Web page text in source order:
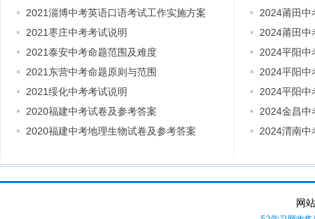
2021淄博中考英语口语考试工作实施方案
2021枣庄中考考试说明
2021泰安中考命题范围及难度
2021东营中考命题原则与范围
2021绥化中考考试说明
2020福建中考试卷及参考答案
2020福建中考地理生物试卷及参考答案
2024莆田中
2024莆田中
2024平阳中
2024平阳中
2024平阳中
2024金昌中
2024渭南中
网